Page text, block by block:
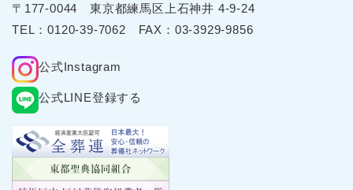
2025年4月
2025年2月
2025年1月
2024年12月
2024年11月
2024年10月
2024年9月
〒177-0044 東京都練⾺区上⽯神井 4-9-24
TEL：0120-39-7062 FAX：03-3929-9856
公式Instagram
公式LINE登録する